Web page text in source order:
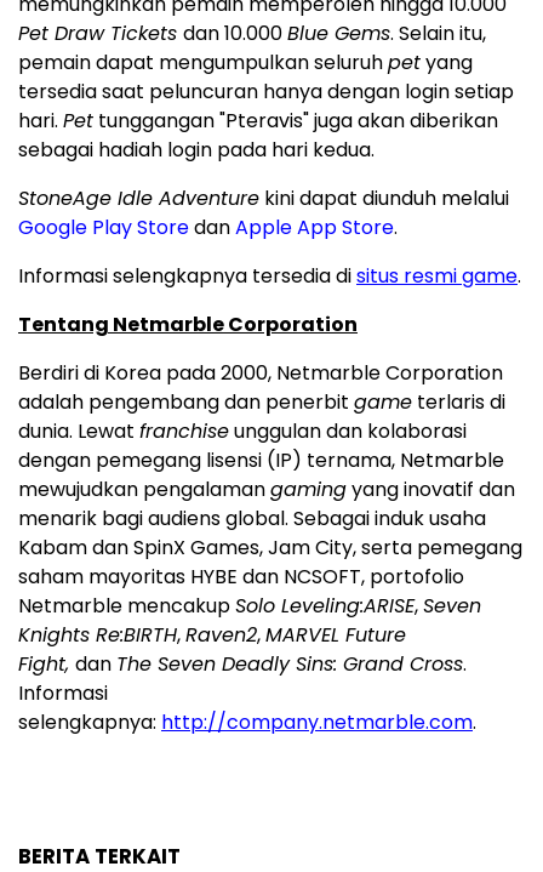
Pet Draw Tickets dan 10.000Blue Gems. Selain itu,
pemain dapat mengumpulkan seluruhpetyang
tersedia saat peluncuran hanya dengan login setiap
hari. Pet tunggangan "Pteravis" juga akan diberikan
sebagai hadiah login pada hari kedua.
StoneAge Idle Adventure kini dapat diunduh melalui
Google Play StoredanApple App Store.
Informasi selengkapnya tersedia disitus resmi game.
Tentang Netmarble Corporation
Berdiri di Korea pada 2000, Netmarble Corporation
adalah pengembang dan penerbit game terlaris di
dunia. Lewat franchiseunggulan dan kolaborasi
dengan pemegang lisensi (IP) ternama, Netmarble
mewujudkan pengalamangamingyang inovatif dan
menarik bagi audiens global. Sebagai induk usaha
Kabam dan SpinX Games, Jam City, serta pemegang
saham mayoritas HYBE dan NCSOFT, portofolio
Netmarble mencakupSolo Leveling:ARISE,Seven
Knights Re:BIRTH,Raven2,MARVEL Future
Fight, dan The Seven Deadly Sins: Grand Cross.
Informasi
selengkapnya: http://company.netmarble.com.
BERITA TERKAIT